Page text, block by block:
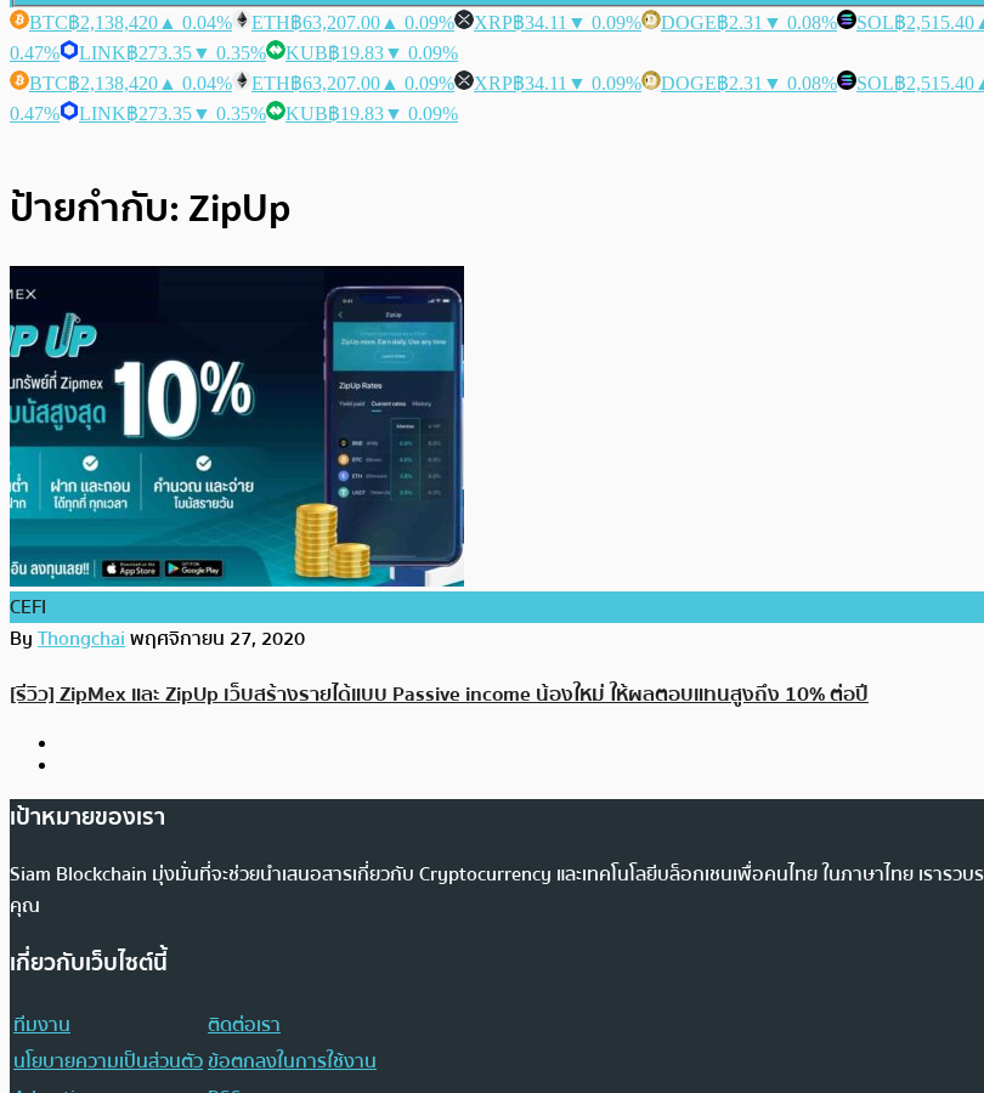
BTC฿2,138,420 ▲ 0.04% ETH฿63,207.00 ▲ 0.09% XRP฿34.11 ▼ 0.09% DOGE฿2.31 ▼ 0.08% SOL฿2,515.40
0.47%
LINK฿273.35▼ 0.35% KUB฿19.83▼ 0.09%
BTC฿2,138,420 ▲ 0.04% ETH฿63,207.00 ▲ 0.09% XRP฿34.11 ▼ 0.09% DOGE฿2.31 ▼ 0.08% SOL฿2,515.40
0.47%
LINK฿273.35▼ 0.35% KUB฿19.83▼ 0.09%
ป้ายกำกับ: ZipUp
CEFI
ByThongchaiพฤศจิกายน 27, 2020
[รีวิว] ZipMex และ ZipUp เว็บสร้างรายได้แบบ Passive income น้องใหม่ ให้ผลตอบแทนสูงถึง 10% ต่อปี
เป้าหมายของเรา
Siam Blockchain มุ่งมั่นที่จะช่วยนำเสนอสารเกี่ยวกับ Cryptocurrency และเทคโนโลยีบล็อกเชนเพื่อคนไทย ในภาษาไทย เราร
คุณ
เกี่ยวกับเว็บไซต์นี้
ทีมงาน
ติดต่อเรา
นโยบายความเป็นส่วนตัวข้อตกลงในการใช้งาน